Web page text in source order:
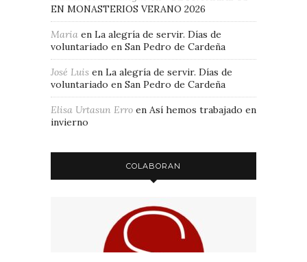
EN MONASTERIOS VERANO 2026
Maria en La alegría de servir. Días de
voluntariado en San Pedro de Cardeña
José Luis en La alegría de servir. Días de
voluntariado en San Pedro de Cardeña
Elisa Urtasun Erro en Así hemos trabajado en
invierno
COLABORAN